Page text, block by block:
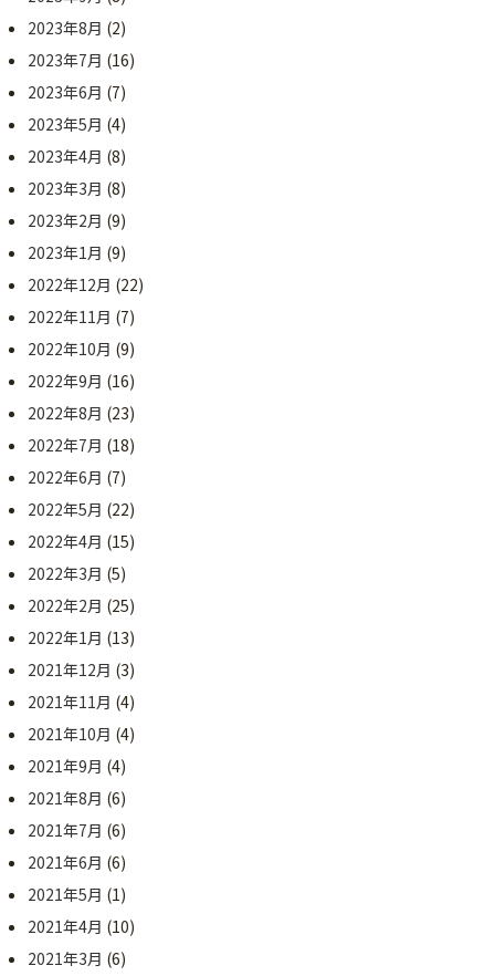
2023年8月 (2)
2023年7月 (16)
2023年6月 (7)
2023年5月 (4)
2023年4月 (8)
2023年3月 (8)
2023年2月 (9)
2023年1月 (9)
2022年12月 (22)
2022年11月 (7)
2022年10月 (9)
2022年9月 (16)
2022年8月 (23)
2022年7月 (18)
2022年6月 (7)
2022年5月 (22)
2022年4月 (15)
2022年3月 (5)
2022年2月 (25)
2022年1月 (13)
2021年12月 (3)
2021年11月 (4)
2021年10月 (4)
2021年9月 (4)
2021年8月 (6)
2021年7月 (6)
2021年6月 (6)
2021年5月 (1)
2021年4月 (10)
2021年3月 (6)